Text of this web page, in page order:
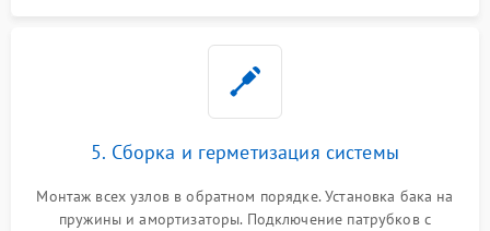
5. Сборка и герметизация системы
Монтаж всех узлов в обратном порядке. Установка бака на
пружины и амортизаторы. Подключение патрубков с